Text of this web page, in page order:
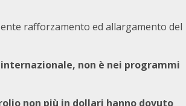
rafforzamento ed allargamento del
non è nei programmi
non più in dollari hanno dovuto